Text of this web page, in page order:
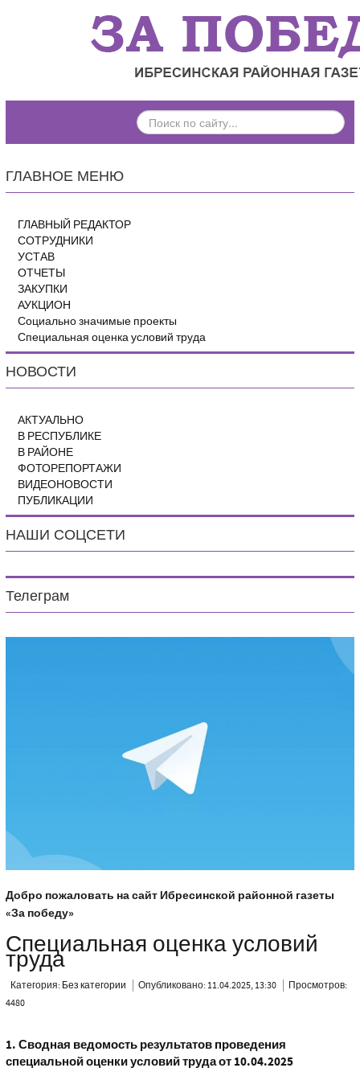
ПОИСК
ПО
ГЛАВНОЕ МЕНЮ
ГЛАВНЫЙ РЕДАКТОР
СОТРУДНИКИ
УСТАВ
ОТЧЕТЫ
ЗАКУПКИ
АУКЦИОН
Социально значимые проекты
Специальная оценка условий труда
НОВОСТИ
АКТУАЛЬНО
В РЕСПУБЛИКЕ
В РАЙОНЕ
ФОТОРЕПОРТАЖИ
ВИДЕОНОВОСТИ
ПУБЛИКАЦИИ
НАШИ СОЦСЕТИ
Телеграм
Добро пожаловать на сайт Ибресинской районной газеты
«За победу»
Специальная оценка условий
труда
Категория: Без категории Опубликовано: 11.04.2025, 13:30
Просмотров:
4480
1.Сводная ведомость результатов проведения
специальной оценки условий труда от 10.04.2025